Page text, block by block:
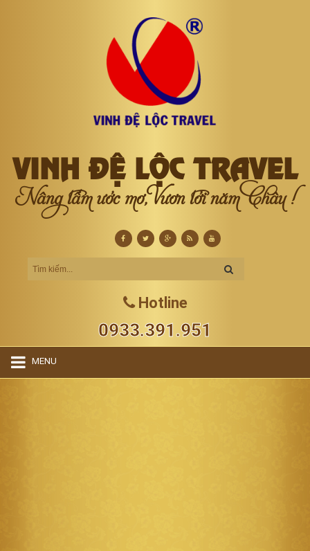
VINH ĐỆ LỘC TRAVEL
Nâng tầm ước mơ, Vươn tới năm Châu !
Hotline
0933.391.951
MENU